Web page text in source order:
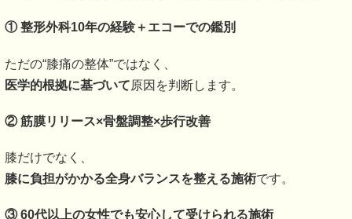
①整形外科10年の経験＋エコーでの鑑別
ただの“膝痛の整体”ではなく、
医学的根拠に基づいて原因を判断します。
②筋膜リリース×骨盤調整×歩行改善
膝だけでなく、
膝に負担がかかる全身バランスを整える施術です。
③ 60代以上の女性でも安心して受けられる施術